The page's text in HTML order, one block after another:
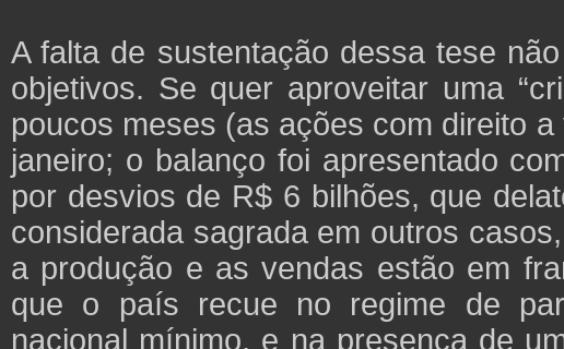
A falta de sustentação dessa tese
objetivos. Se quer aproveitar uma
poucos meses (as ações com direito
janeiro; o balanço foi apresentado
por desvios de R$ 6 bilhões, que
considerada sagrada em outros
a produção e as vendas estão em
que o país recue no regime de
nacional mínimo, e na presença de